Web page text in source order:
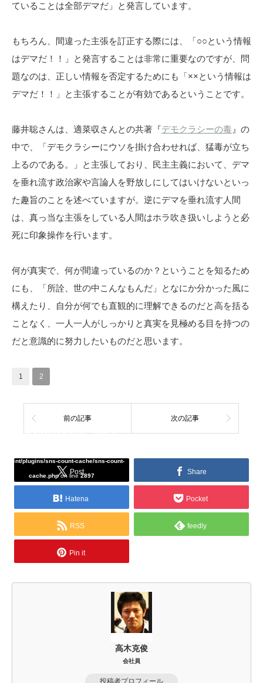
ていることは全部デマだ」と発言しています。
もちろん、間違った主張を訂正する際には、「○○という情報
はデマだ！！」と発言することは非常に重要なのですが、問
題なのは、正しい情報を否定するためにも「××という情報は
デマだ！！」と主張することが有効であるということです。
藤井聡さんは、適菜収さんとの共著『デモクラシーの毒 』の
中で、「デモクラシーにウソを掛け合わせれば、猛毒が立ち
上るのである。」と主張しており、民主主義において、デマ
を垂れ流す政治家や言論人を野放しにしてはいけないといっ
た趣旨のことを述べていますが。逆にデマを垂れ流す人間
は、真っ当な主張をしている人間はホラ吹き扱いしようと必
死に印象操作を行います。
何が真実で、何が間違っているのか？ということを知るため
にも、「所詮、世の中こんなもんだ」となにか分かった風に
構えたり、自分が何でも直観的に理解できるのだと高を括る
ことなく、一人一人がしっかりと真実を見極める目を持つの
だと意識的に努力したいものだと思います。
1 2
前の記事 次の記事
Post
plugins/sns-count-cache/sns-count-
cache.phpon line2897 Share
Hatena Pocket
RSS feedly
Pin it
高木克俊
会社員